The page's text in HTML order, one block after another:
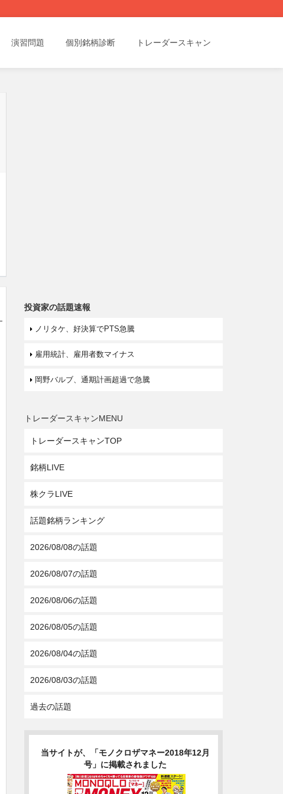
演習問題 個別銘柄診断 トレーダースキャン
投資家の話題速報
ノリタケ、好決算でPTS急騰
雇用統計、雇用者数マイナス
岡野バルブ、通期計画超過で急騰
トレーダースキャンMENU
トレーダースキャンTOP
銘柄LIVE
株クラLIVE
話題銘柄ランキング
2026/08/08の話題
2026/08/07の話題
2026/08/06の話題
2026/08/05の話題
2026/08/04の話題
2026/08/03の話題
過去の話題
当サイトが、「モノクロザマネー2018年12月
号」に掲載されました